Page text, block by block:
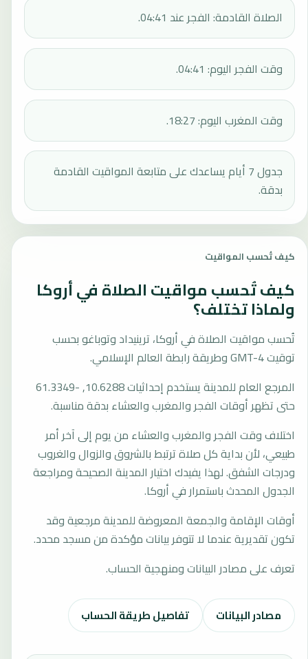
الصلاة القادمة: الفجر عند 04:41.
وقت الفجر اليوم: 04:41.
وقت المغرب اليوم: 18:27.
جدول 7 أيام يساعدك على متابعة المواقيت القادمة
بدقة.
كيف تُحسب المواقيت
كيف تُحسب مواقيت الصلاة في أروكا
ولماذا تختلف؟
تُحسب مواقيت الصلاة في أروكا، ترينيداد وتوباغو بحسب
توقيت GMT-4 وطريقة رابطة العالم الإسلامي.
المرجع العام للمدينة يستخدم إحداثيات 10.6288, -61.3349
حتى تظهر أوقات الفجر والمغرب والعشاء بدقة مناسبة.
اختلاف وقت الفجر والمغرب والعشاء من يوم إلى آخر أمر
طبيعي، لأن بداية كل صلاة ترتبط بالشروق والزوال والغروب
ودرجات الشفق. لهذا يفيدك اختيار المدينة الصحيحة ومراجعة
الجدول المحدث باستمرار في أروكا.
أوقات الإقامة والجمعة المعروضة للمدينة مرجعية وقد
تكون تقديرية عندما لا تتوفر بيانات مؤكدة من مسجد محدد.
تعرف على مصادر البيانات ومنهجية الحساب.
مصادر البيانات تفاصيل طريقة الحساب